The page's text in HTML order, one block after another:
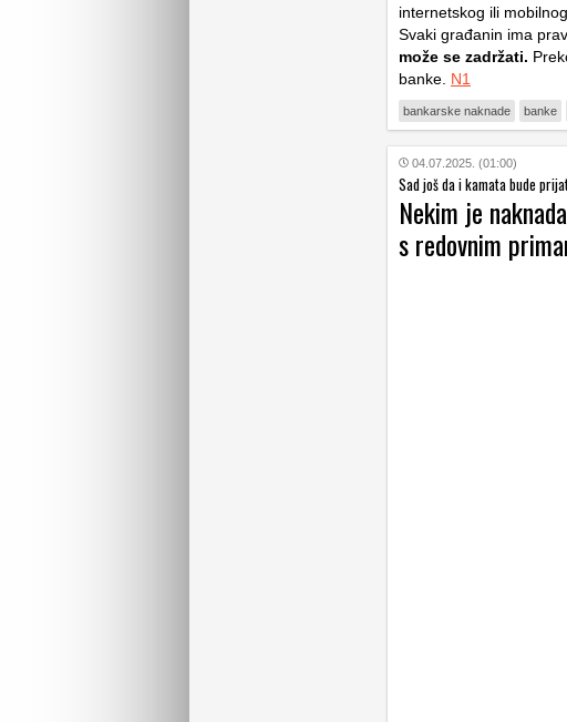
internetskog ili
Svaki građanin ima
može se zadržati.
banke. N1
bankarske naknade banke
04.07.2025. (01:00)
Sad još da i kamata bude
Nekim je
s redovnim